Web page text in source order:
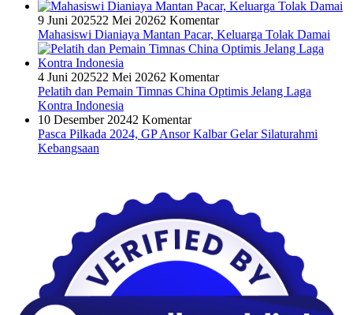
9 Juni 202522 Mei 20262 Komentar
Mahasiswi Dianiaya Mantan Pacar, Keluarga Tolak Damai
4 Juni 202522 Mei 20262 Komentar
Pelatih dan Pemain Timnas China Optimis Jelang Laga
Kontra Indonesia
10 Desember 20242 Komentar
Pasca Pilkada 2024, GP Ansor Kalbar Gelar Silaturahmi
Kebangsaan